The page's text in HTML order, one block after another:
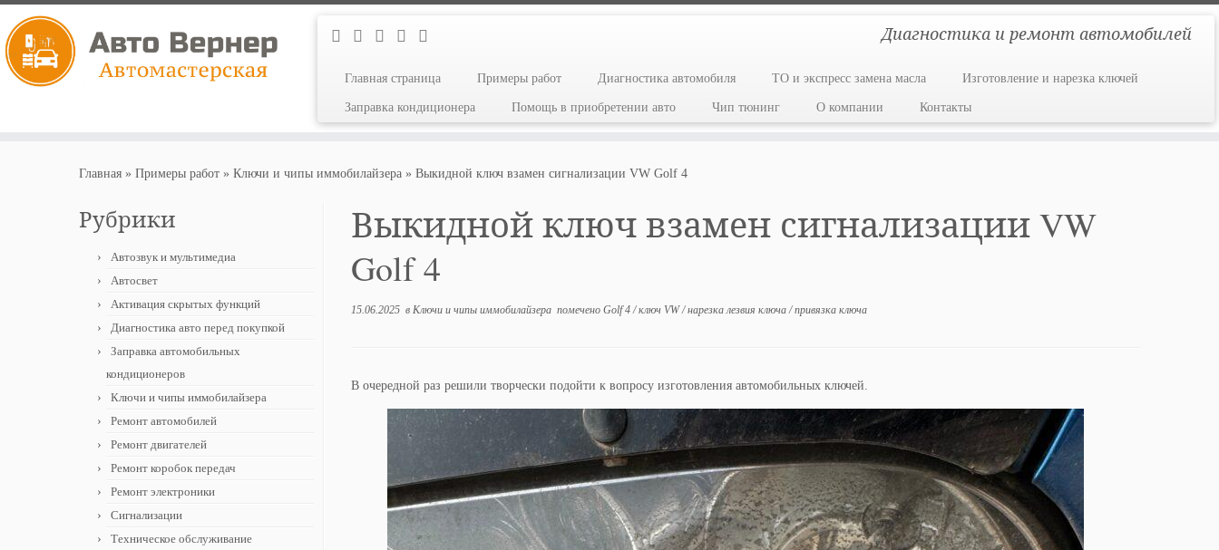
Диагностика и ремонт автомобилей
Главная страница Примеры работ Диагностика автомобиля ТО и экспресс замена масла Изготовление и нарезка ключей
Заправка кондиционера Помощь в приобретении авто Чип тюнинг О компании Контакты
Главная » Примеры работ » Ключи и чипы иммобилайзера » Выкидной ключ взамен сигнализации VW Golf 4
Рубрики
Автозвук и мультимедиа
Автосвет
Активация скрытых функций
Диагностика авто перед покупкой
Заправка автомобильных
кондиционеров
Ключи и чипы иммобилайзера
Ремонт автомобилей
Ремонт двигателей
Ремонт коробок передач
Ремонт электроники
Сигнализации
Техническое обслуживание
Выкидной ключ взамен сигнализации VW
Golf 4
15.06.2025 в Ключи и чипы иммобилайзера помечено Golf 4/ключ VW/нарезка лезвия ключа/привязка ключа
В очередной раз решили творчески подойти к вопросу изготовления автомобильных ключей.